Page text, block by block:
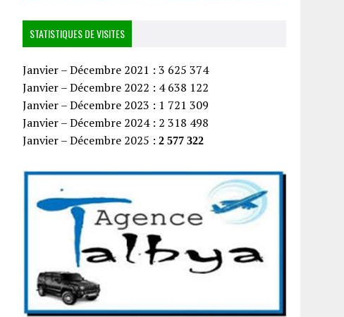
STATISTIQUES DE VISITES
Janvier – Décembre 2021 : 3 625 374
Janvier – Décembre 2022 : 4 638 122
Janvier – Décembre 2023 : 1 721 309
Janvier – Décembre 2024 : 2 318 498
Janvier – Décembre 2025 :2 577 322